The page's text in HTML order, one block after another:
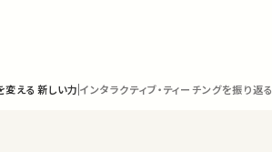
変える新しい力 インタラクティブ・ティーチングを振り返る